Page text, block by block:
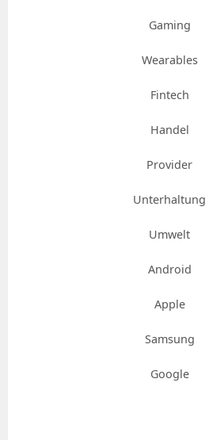
Gaming
Wearables
Fintech
Handel
Provider
Unterhaltung
Umwelt
Android
Apple
Samsung
Google